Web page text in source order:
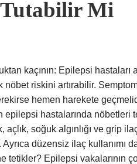
Tutabilir Mi
kaçının: Epilepsi hastaları
riskini artırabilir.
hemen harekete
hastalarında nöbetleri
soğuk algınlığı ve grip
Ayrıca düzensiz ilaç kullanımı
Epilepsi vakalarının